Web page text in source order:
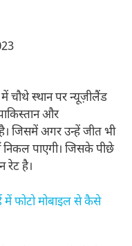
चौथे स्थान पर न्यूज़ीलैंड
और
जिसमें अगर उन्हें जीत भी
पाएगी। जिसके पीछे
रेट है।
फोटो मोबाइल से कैसे